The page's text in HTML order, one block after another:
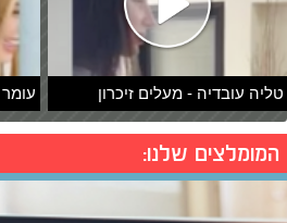
טליה עובדיה - מעלים זיכרון עומר
המומלצים שלנו: